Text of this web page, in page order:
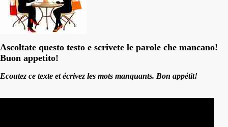
Ascoltate questo testo e scrivete le parole che mancano!
Buon appetito!
Ecoutez ce texte et écrivez les mots manquants. Bon appétit!